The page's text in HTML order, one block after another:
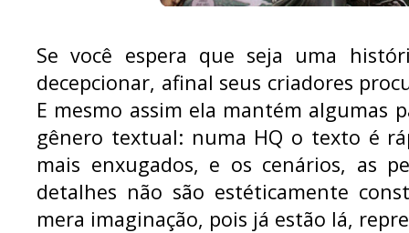
Se você espera que seja uma
decepcionar, afinal seus criadores
E mesmo assim ela mantém algumas
gênero textual: numa HQ o texto é
mais enxugados, e os cenários, as
detalhes não são estéticamente
mera imaginação, pois já estão lá,